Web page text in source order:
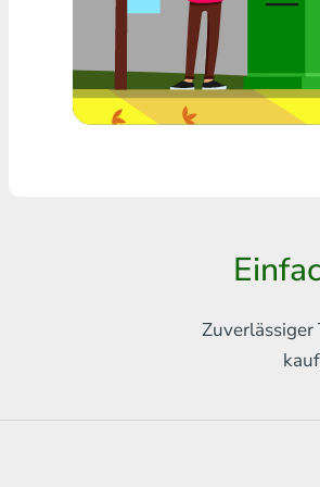
Jede Bank THB
Visa/MasterCard MDL
Visa/MasterCard AMD
Zuverlässiger